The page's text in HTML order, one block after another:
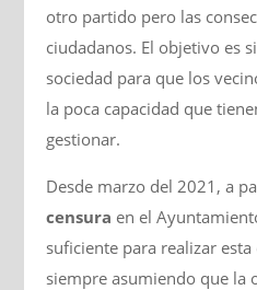
otro partido pero las
ciudadanos. El objetivo es
sociedad para que los
la poca capacidad que
gestionar.
Desde marzo del 2021, a
censura en el
suficiente para realizar
siempre asumiendo que la